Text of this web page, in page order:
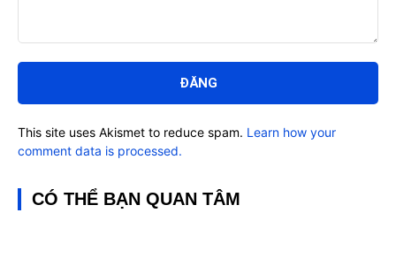
luận:
This site uses Akismet to reduce spam. Learn how your
comment data is processed.
CÓ THỂ BẠN QUAN TÂM